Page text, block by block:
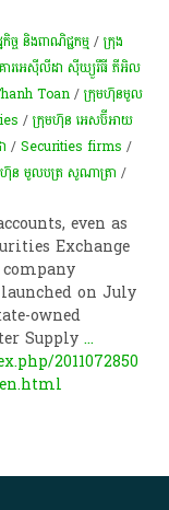
កិច្ច និងពាណិជ្ជកម្ម /ក្រុង
ារអេស៊ីលីដា ស៊ីឃ្យួរឹធី ភីអិល
Toan /ក្រុម​ហ៊ុន​មូល​
/ក្រុម​ហ៊ុន​ អេសប៊ីអាយ
/Securities firms /
ហ៊ុន មូលបត្រ សូណាត្រា /
even as
Exchange
on July
owned
Supply...
2011072850